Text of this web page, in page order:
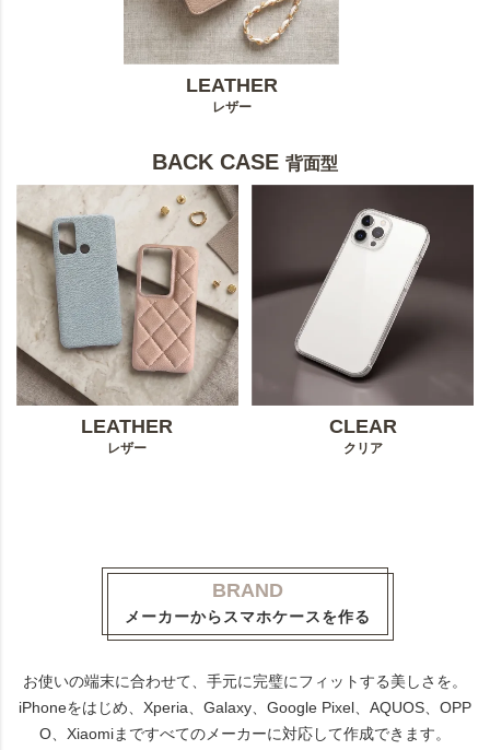
LEATHER
レザー
BACK CASE 背面型
LEATHER
レザー
CLEAR
クリア
BRAND
メーカーからスマホケースを作る
お使いの端末に合わせて、手元に完璧にフィットする美しさを。
iPhoneをはじめ、Xperia、Galaxy、Google Pixel、AQUOS、OPP
O、Xiaomiまですべてのメーカーに対応して作成できます。